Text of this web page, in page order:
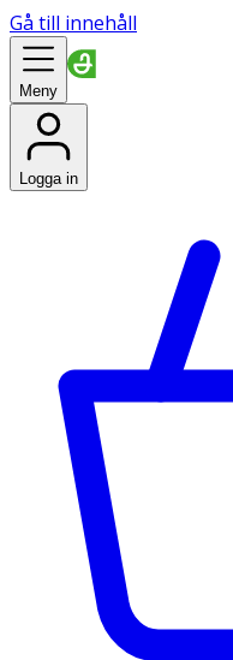
Gå till innehåll
Meny
Logga in